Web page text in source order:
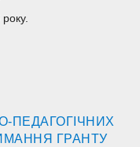
ПЕДАГОГІЧНИХ
ГРАНТУ